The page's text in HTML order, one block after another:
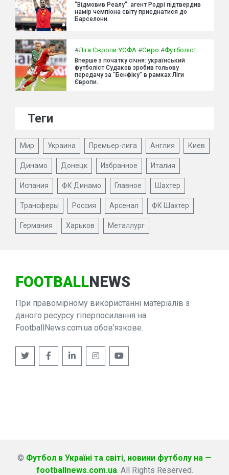
"Відмовив Реалу": агент Родрі підтвердив
намір чемпіона світу приєднатися до
Барселони.
#Ліга Європи УЄФА #Євро #Футболіст
Вперше з початку січня: український
футболіст Судаков зробив гольову
передачу за "Бенфіку" в рамках Ліги
Європи.
Теги
Мир Украина Премьер-лига Англия Киев
Динамо Донецк Избранное Италия
Испания ФК Динамо Главное Шахтер
Трансферы Россия Арсенал ФК Шахтер
Германия Харьков Металлург
FOOTBALLNEWS
При правомірному використанні матеріалів з
даного ресурсу гіперпосилання на
FootballNews.com.ua обов'язкове.
© Футбол в Україні та світі, новини футболу на —
footballnews.com.ua. All Rights Reserved.